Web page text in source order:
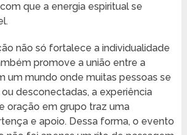
que a energia espiritual se
não só fortalece a individualidade
promove a união entre a
um mundo onde muitas pessoas se
desconectadas, a experiência
oração em grupo traz uma
e apoio. Dessa forma, o evento